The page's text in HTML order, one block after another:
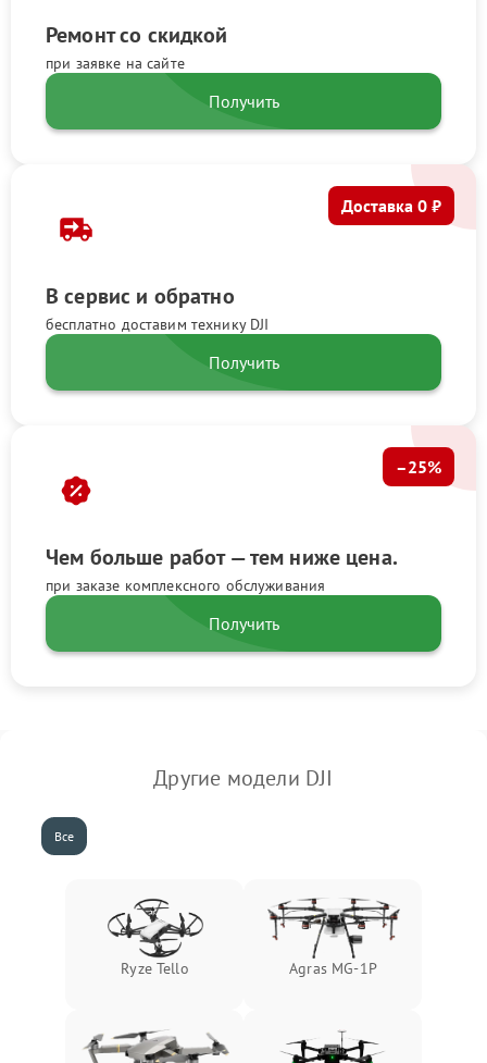
Ремонт со скидкой
при заявке на сайте
Получить
В сервис и обратно
бесплатно доставим технику DJI
Доставка 0 ₽
Получить
Чем больше работ — тем ниже цена.
при заказе комплексного обслуживания
–25%
Получить
Другие модели DJI
Все
Ryze Tello Agras MG-1P